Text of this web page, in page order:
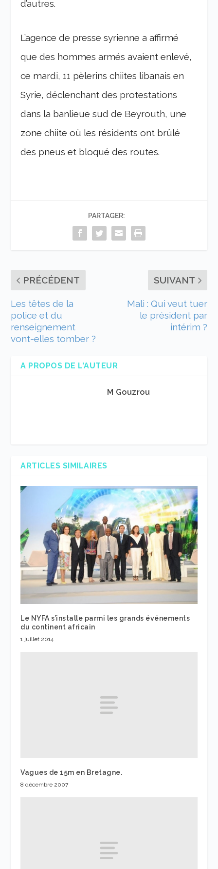
d’autres.
L’agence de presse syrienne a affirmé
que des hommes armés avaient enlevé,
ce mardi, 11 pèlerins chiites libanais en
Syrie, déclenchant des protestations
dans la banlieue sud de Beyrouth, une
zone chiite où les résidents ont brûlé
des pneus et bloqué des routes.
PARTAGER:
PRÉCÉDENT
Les têtes de la
police et du
renseignement
vont-elles tomber ?
SUIVANT
Mali : Qui veut tuer
le président par
intérim ?
A PROPOS DE L'AUTEUR
M Gouzrou
ARTICLES SIMILAIRES
Le NYFA s’installe parmi les grands événements
du continent africain
1 juillet 2014
Vagues de 15m en Bretagne.
8 décembre 2007